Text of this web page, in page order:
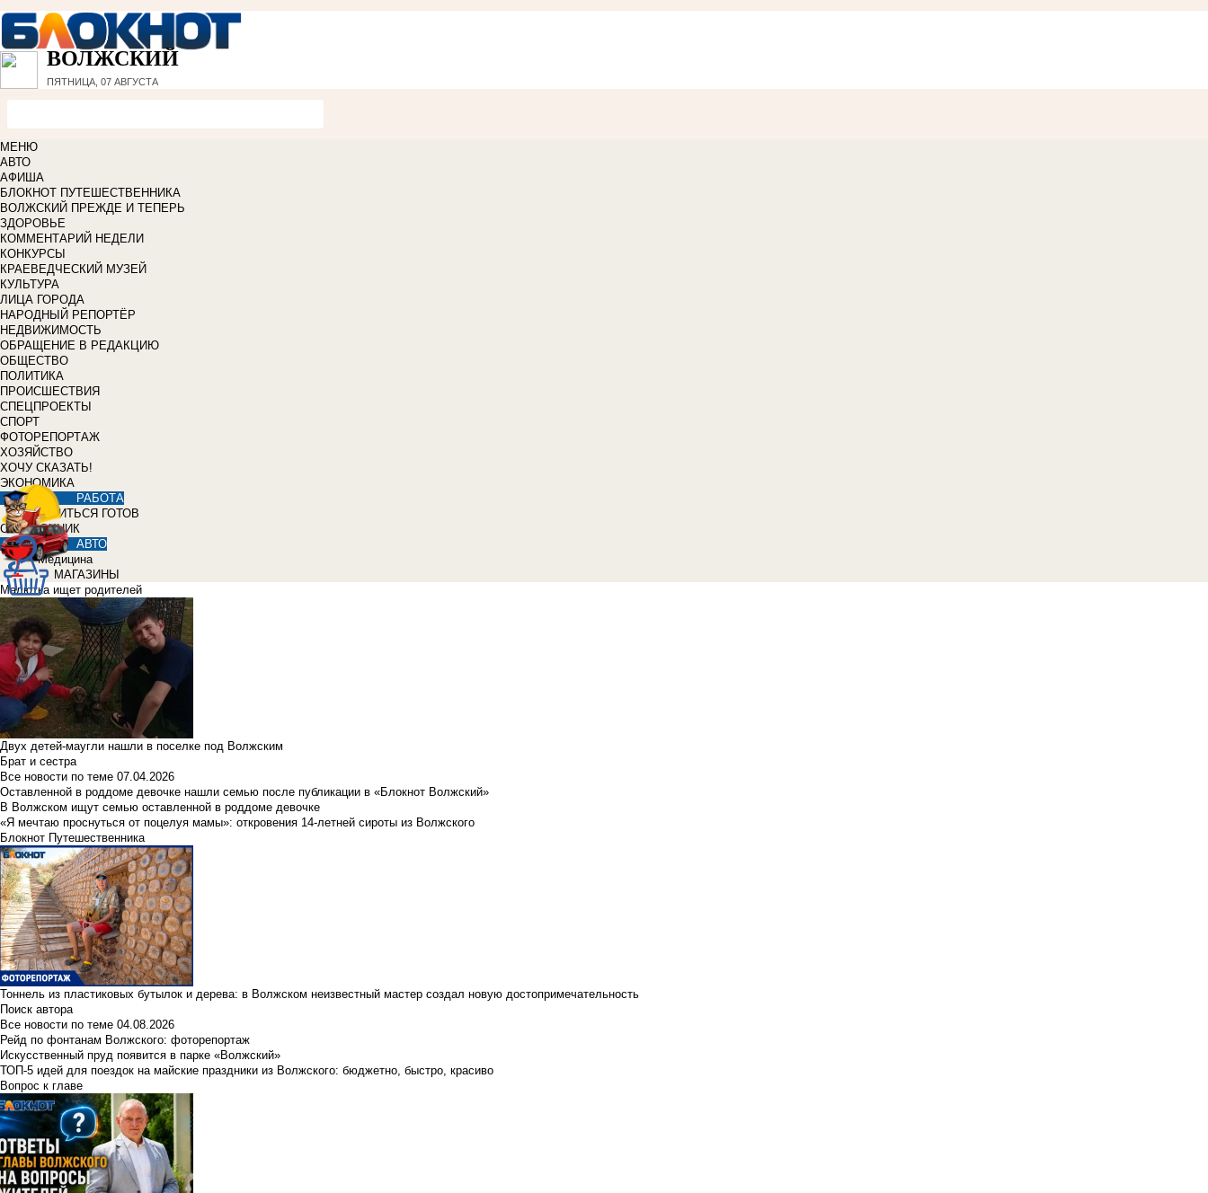
ВОЛЖСКИЙ
ПЯТНИЦА, 07 АВГУСТА
МЕНЮ
АВТО
АФИША
БЛОКНОТ ПУТЕШЕСТВЕННИКА
ВОЛЖСКИЙ ПРЕЖДЕ И ТЕПЕРЬ
ЗДОРОВЬЕ
КОММЕНТАРИЙ НЕДЕЛИ
КОНКУРСЫ
КРАЕВЕДЧЕСКИЙ МУЗЕЙ
КУЛЬТУРА
ЛИЦА ГОРОДА
НАРОДНЫЙ РЕПОРТЁР
НЕДВИЖИМОСТЬ
ОБРАЩЕНИЕ В РЕДАКЦИЮ
ОБЩЕСТВО
ПОЛИТИКА
ПРОИСШЕСТВИЯ
СПЕЦПРОЕКТЫ
СПОРТ
ФОТОРЕПОРТАЖ
ХОЗЯЙСТВО
ХОЧУ СКАЗАТЬ!
ЭКОНОМИКА
РАБОТА
УЧИТЬСЯ ГОТОВ
СПРАВОЧНИК
АВТО
Медицина
МАГАЗИНЫ
Малютка ищет родителей
Двух детей-маугли нашли в поселке под Волжским
Брат и сестра
Все новости по теме 07.04.2026
Оставленной в роддоме девочке нашли семью после публикации в «Блокнот Волжский»
В Волжском ищут семью оставленной в роддоме девочке
«Я мечтаю проснуться от поцелуя мамы»: откровения 14-летней сироты из Волжского
Блокнот Путешественника
Тоннель из пластиковых бутылок и дерева: в Волжском неизвестный мастер создал новую достопримечательность
Поиск автора
Все новости по теме 04.08.2026
Рейд по фонтанам Волжского: фоторепортаж
Искусственный пруд появится в парке «Волжский»
ТОП-5 идей для поездок на майские праздники из Волжского: бюджетно, быстро, красиво
Вопрос к главе